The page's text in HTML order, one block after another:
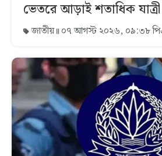
ভেতরে আড়াই শতাধিক যাত্রী
জাতীয় ০৭ আগস্ট ২০২৬, ০৯:৩৮